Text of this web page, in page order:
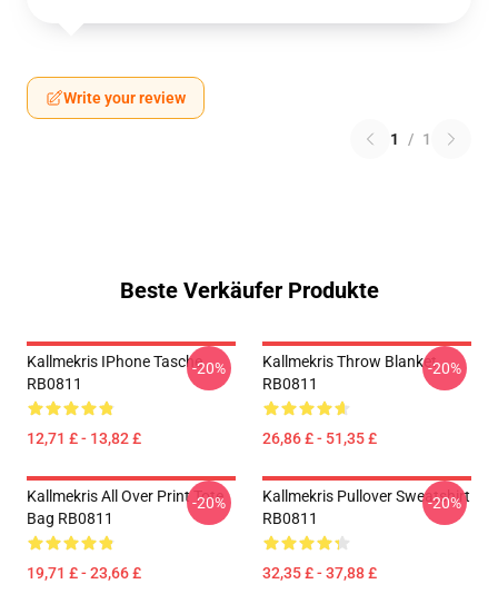
Write your review
1 / 1
Beste Verkäufer Produkte
Kallmekris IPhone Tasche
RB0811
12,71 £ - 13,82 £
-20%
Kallmekris Throw Blanket
RB0811
26,86 £ - 51,35 £
-20%
Kallmekris All Over Print Tote
Bag RB0811
19,71 £ - 23,66 £
-20%
Kallmekris Pullover Sweatshirt
RB0811
32,35 £ - 37,88 £
-20%